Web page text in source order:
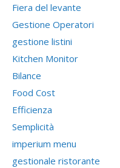
Fiera del levante
Gestione Operatori
gestione listini
Kitchen Monitor
Bilance
Food Cost
Efficienza
Semplicità
imperium menu
gestionale ristorante